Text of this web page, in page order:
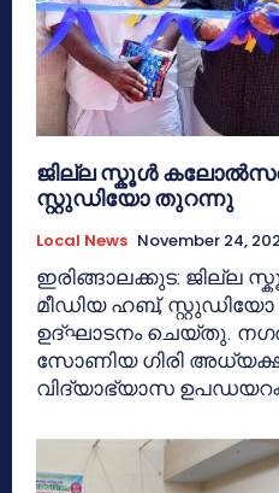
ജില്ല സ്കൂൾ
സ്റ്റുഡിയോ തുറന്നു
Local News November 24,
ഇരിങ്ങാലക്കുട: ജില്ല
മീഡിയ ഹബ്,
ഉദ്ഘാടനം ചെയ്തു.
സോണിയ ഗിരി
വിദ്യാഭ്യാസ